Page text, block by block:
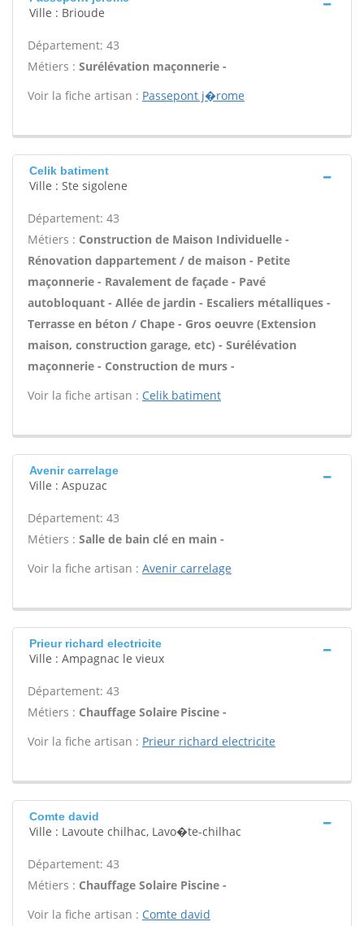
Ville : Brioude
Département: 43
Métiers : Surélévation maçonnerie -
Voir la fiche artisan : Passepont j�rome
Celik batiment
Ville : Ste sigolene
Département: 43
Métiers : Construction de Maison Individuelle -
Rénovation dappartement / de maison - Petite
maçonnerie - Ravalement de façade - Pavé
autobloquant - Allée de jardin - Escaliers métalliques -
Terrasse en béton / Chape - Gros oeuvre (Extension
maison, construction garage, etc) - Surélévation
maçonnerie - Construction de murs -
Voir la fiche artisan : Celik batiment
Avenir carrelage
Ville : Aspuzac
Département: 43
Métiers : Salle de bain clé en main -
Voir la fiche artisan : Avenir carrelage
Prieur richard electricite
Ville : Ampagnac le vieux
Département: 43
Métiers : Chauffage Solaire Piscine -
Voir la fiche artisan : Prieur richard electricite
Comte david
Ville : Lavoute chilhac, Lavo�te-chilhac
Département: 43
Métiers : Chauffage Solaire Piscine -
Voir la fiche artisan : Comte david